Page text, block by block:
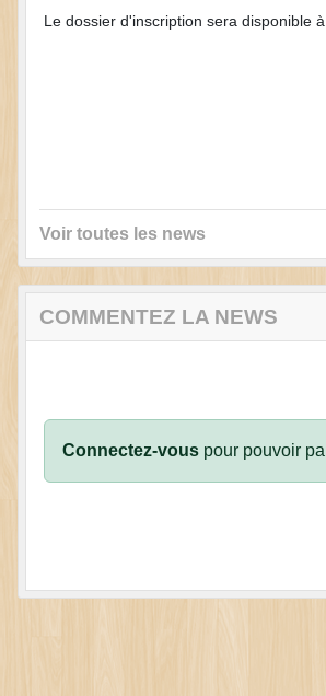
Le dossier d'inscription sera disponible
Voir toutes les news
COMMENTEZ LA NEWS
Connectez-vous pour pouvoir